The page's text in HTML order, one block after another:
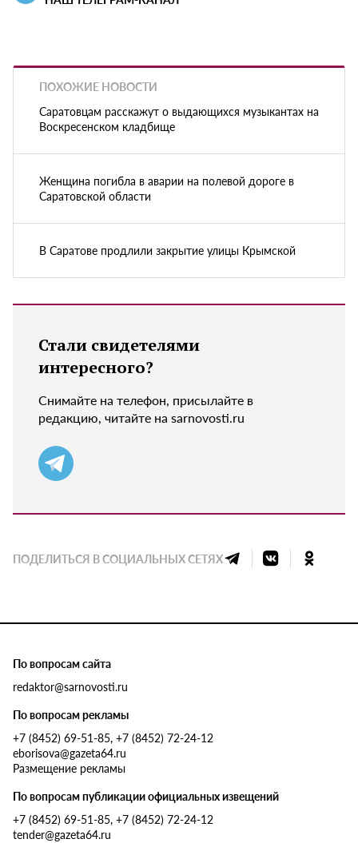
ПОХОЖИЕ НОВОСТИ
Саратовцам расскажут о выдающихся музыкантах на
Воскресенском кладбище
Женщина погибла в аварии на полевой дороге в
Саратовской области
В Саратове продлили закрытие улицы Крымской
Стали свидетелями
интересного?
Снимайте на телефон, присылайте в
редакцию, читайте на sarnovosti.ru
ПОДЕЛИТЬСЯ В СОЦИАЛЬНЫХ СЕТЯХ
По вопросам сайта
redaktor@sarnovosti.ru
По вопросам рекламы
+7 (8452) 69-51-85, +7 (8452) 72-24-12
eborisova@gazeta64.ru
Размещение рекламы
По вопросам публикации официальных извещений
+7 (8452) 69-51-85, +7 (8452) 72-24-12
tender@gazeta64.ru